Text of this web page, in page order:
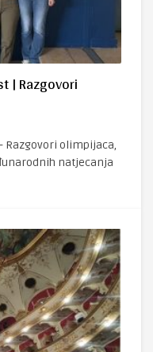
| Razgovori
Razgovori olimpijaca,
natjecanja